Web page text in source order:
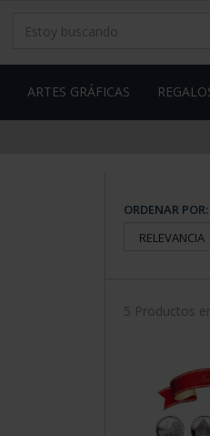
ARTES GRÁFICAS
ORDENAR POR:
5 Productos